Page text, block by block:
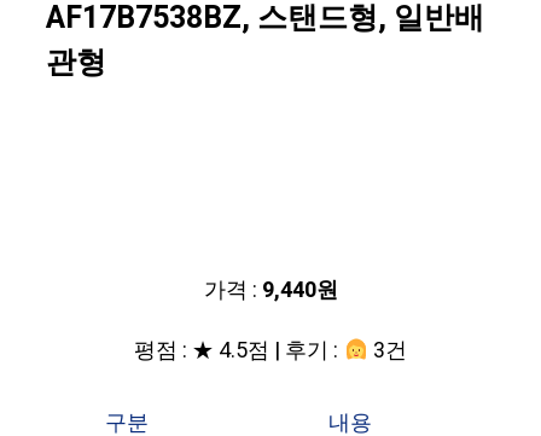
AF17B7538BZ, 스탠드형, 일반배
관형
가격 : 9,440원
평점 : ★ 4.5점 | 후기 :
3건
구분
내용